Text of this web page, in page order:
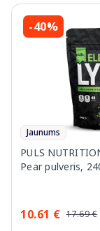
-40%
Jaunums
PULS
Pear pulveris,
10.61 € 17.69 €